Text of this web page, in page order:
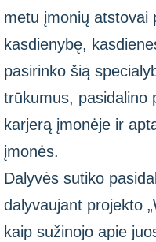
metu įmonių atstovai
kasdienybę,
pasirinko šią
trūkumus, pasidalino
karjerą įmonėje ir
įmonės.
Dalyvės sutiko
dalyvaujant projekto
kaip sužinojo apie